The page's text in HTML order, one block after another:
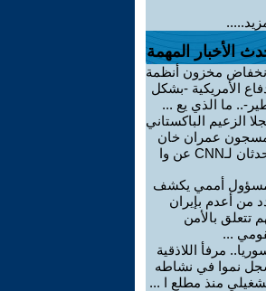
الأخبار المهمة
مخزون أنظمة
الأمريكية -بشكل
.. ما الذي يع ...
الزعيم الباكستاني
عمران خان
يتحدثان لـCNN عن وا
أممي يكشف
من أعدم بإيران
تتعلق بالأمن
...
مرفأ اللاذقية
نموا في نشاطه
منذ مطلع ا ...